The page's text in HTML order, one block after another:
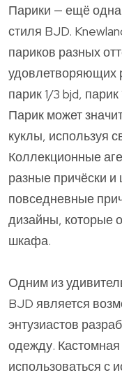
Парики — ещё одна
стиля BJD.
париков разных
удовлетворяющих
парик 1/3 bjd,
Парик может
куклы, используя
Коллекционные
разные причёски и
повседневные
дизайны, которые
шкафа.
Одним из
BJD является
энтузиастов
одежду.
использоваться с